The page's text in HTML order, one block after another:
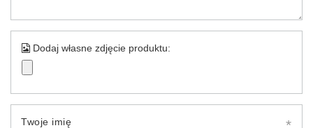
Dodaj własne zdjęcie produktu:
Twoje imię